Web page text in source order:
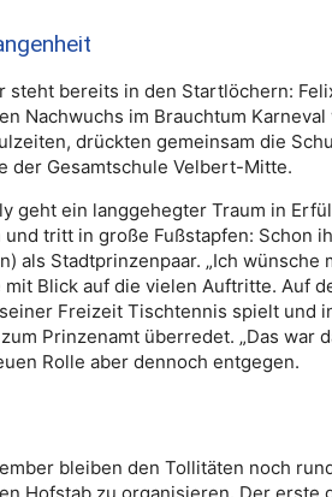
steht bereits in den Startlöchern:
Nachwuchs im Brauchtum
drückten gemeinsam die
der Gesamtschule Velbert-Mitte.
geht ein langgehegter Traum in
und tritt in große Fußstapfen: Schon
als Stadtprinzenpaar. „Ich wünsche
mit Blick auf die vielen Auftritte. Auf
Freizeit Tischtennis spielt und
Prinzenamt überredet. „Das war
Rolle aber dennoch entgegen.
bleiben den Tollitäten noch